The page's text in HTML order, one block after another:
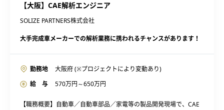
【大阪】CAE解析エンジニア
SOLIZE PARTNERS株式会社
大手完成車メーカーでの解析業務に携われるチャンスがあります！
勤務地
大阪府 (※プロジェクトにより変動あり)
給 与
570万円～650万円
【職務概要】自動車／自動車部品／家電等の製品開発現場で、CAE